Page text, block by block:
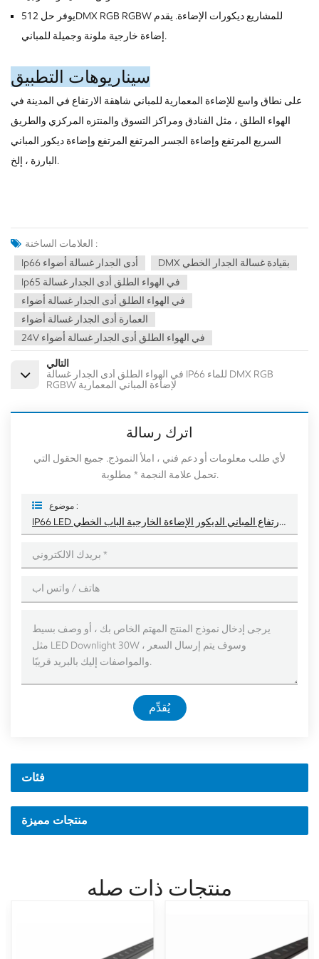
يوفر حل 512DMX RGB RGBW للمشاريع ديكورات الإضاءة. يقدم
إضاءة خارجية ملونة وجميلة للمباني.
سيناريوهات التطبيق
على نطاق واسع للإضاءة المعمارية للمباني شاهقة الارتفاع في المدينة في
الهواء الطلق ، مثل الفنادق ومراكز التسوق والمنتزه المركزي والطريق
السريع المرتفع وإضاءة الجسر المرتفع المرتفع وإضاءة ديكور المباني
البارزة ، إلخ.
العلامات الساخنة :
Ip66 أدى الجدار غسالة أضواء
DMX بقيادة غسالة الجدار الخطي
Ip65 في الهواء الطلق أدى الجدار غسالة
في الهواء الطلق أدى الجدار غسالة أضواء
العمارة أدى الجدار غسالة أضواء
24V في الهواء الطلق أدى الجدار غسالة أضواء
التالي
في الهواء الطلق أدى الجدار غسالة IP66 للماء DMX RGB
RGBW لإضاءة المباني المعمارية
اترك رسالة
لأي طلب معلومات أو دعم فني ، املأ النموذج. جميع الحقول التي
تحمل علامة النجمة * مطلوبة.
موضوع :
IP66 LED الجدار غسالة أضواء لارتفاع المباني الديكور الإضاءة الخارجية الباب الخطي
يُقدِّم
فئات
منتجات مميزة
منتجات ذات صله